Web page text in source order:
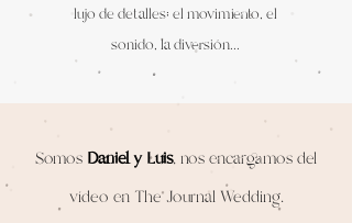
lujo de detalles; el movimiento, el
sonido, la diversión...
Somos Daniel y Luis, nos encargamos del
vídeo enThe Journal Wedding.